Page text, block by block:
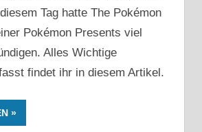
Tag hatte The Pokémon
Pokémon Presents viel
Alles Wichtige
findet ihr in diesem Artikel.